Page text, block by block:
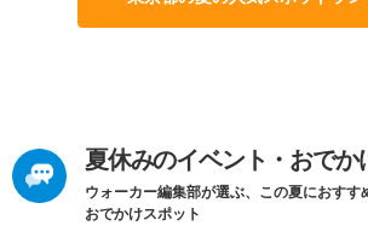
夏休みのイベント・おでか
ウォーカー編集部が選ぶ、この夏におすす
おでかけスポット